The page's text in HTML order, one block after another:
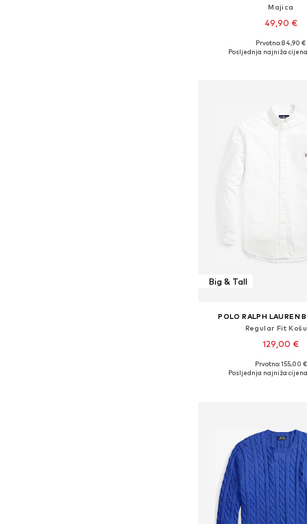
Majica
49,90 €
Dostupne veličine:
Prvotno: 84,90 €
Posljednja najniža
Big & Tall
POLO RALPH LAUREN
Regular Fit
129,00 €
Dostupne veličine: XXXL,
Prvotno: 155,00 €
Posljednja najniža